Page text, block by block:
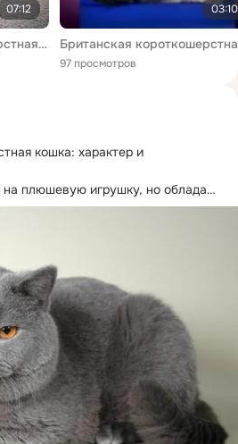
07:12
Британская короткошерстная кошка брошена из-за большого живота, но она не беременна
03:10
97 просмотров
кошка: характер и
плюшевую игрушку, но обладают